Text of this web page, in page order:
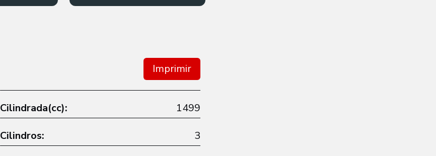
Imprimir
Cilindrada(cc): 1499
Cilindros: 3